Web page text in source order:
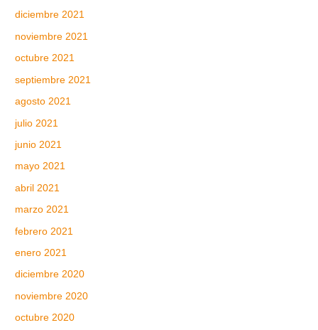
diciembre 2021
noviembre 2021
octubre 2021
septiembre 2021
agosto 2021
julio 2021
junio 2021
mayo 2021
abril 2021
marzo 2021
febrero 2021
enero 2021
diciembre 2020
noviembre 2020
octubre 2020